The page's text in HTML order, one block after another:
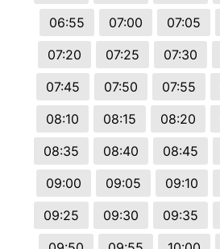
06:55
07:00 07:05
07:20
07:25 07:30
07:45
07:50 07:55
08:10
08:15 08:20
08:35
08:40 08:45
09:00
09:05 09:10
09:25
09:30 09:35